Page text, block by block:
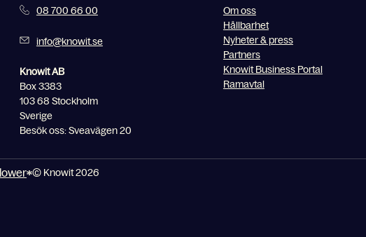
08 700 66 00
info@knowit.se
Knowit AB
Box 3383
103 68 Stockholm
Sverige
Besök oss: Sveavägen 20
Om oss
Hållbarhet
Nyheter & press
Partners
Knowit Business Portal
Ramavtal
© Knowit 2026